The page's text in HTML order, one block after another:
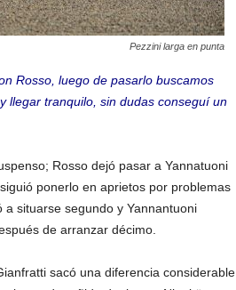
Pezzini larga en punta
Rosso, luego de pasarlo buscamos
llegar tranquilo, sin dudas conseguí un
Rosso dejó pasar a Yannatuoni
ponerlo en aprietos por problemas
situarse segundo y Yannantuoni
de arranzar décimo.
sacó una diferencia considerable